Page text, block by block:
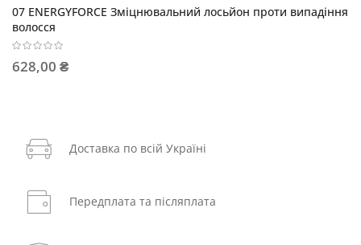
07 ENERGYFORCE Зміцнювальний лосьйон проти випадіння
волосся
628,00 ₴
Доставка по всій Україні
Передплата та післяплата